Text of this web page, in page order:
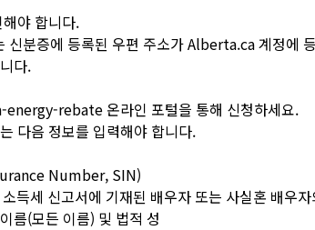
야 합니다.
신분증에 등록된 우편 주소가 Alberta.ca 계정에
다.
rebate 온라인 포털을 통해 신청하세요.
다음 정보를 입력해야 합니다.
Number, SIN)
득세 신고서에 기재된 배우자 또는 사실혼 배우
름(모든 이름) 및 법적 성